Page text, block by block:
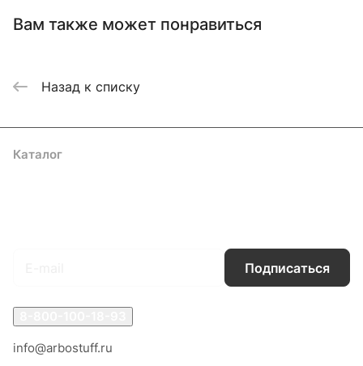
Вам также может понравиться
Назад к списку
Каталог
Подписаться
info@arbostuff.ru